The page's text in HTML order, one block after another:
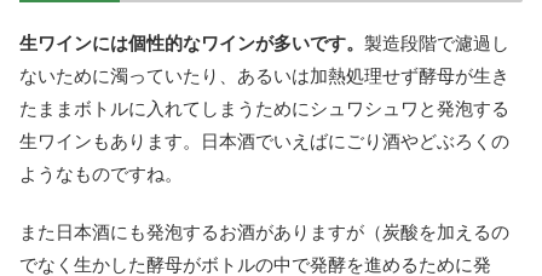
生ワインには個性的なワインが多いです。 製造段階で濾過し
ないために濁っていたり、あるいは加熱処理せず酵母が生き
たままボトルに入れてしまうためにシュワシュワと発泡する
生ワインもあります。日本酒でいえばにごり酒やどぶろくの
ようなものですね。
また日本酒にも発泡するお酒がありますが（炭酸を加えるの
でなく生かした酵母がボトルの中で発酵を進めるために発